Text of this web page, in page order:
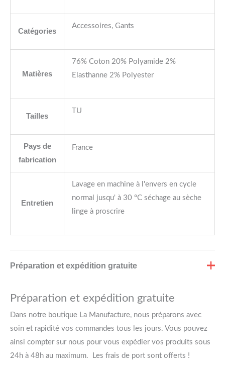
Catégories
Accessoires, Gants
Matières
76% Coton 20% Polyamide 2%
Elasthanne 2% Polyester
Tailles
TU
Pays de
fabrication
France
Entretien
Lavage en machine à l'envers en cycle
normal jusqu' à 30 °C séchage au sèche
linge à proscrire
Préparation et expédition gratuite
Préparation et expédition gratuite
Dans notre boutique La Manufacture, nous préparons avec
soin et rapidité vos commandes tous les jours. Vous pouvez
ainsi compter sur nous pour vous expédier vos produits sous
24h à 48h au maximum. Les frais de port sont offerts !